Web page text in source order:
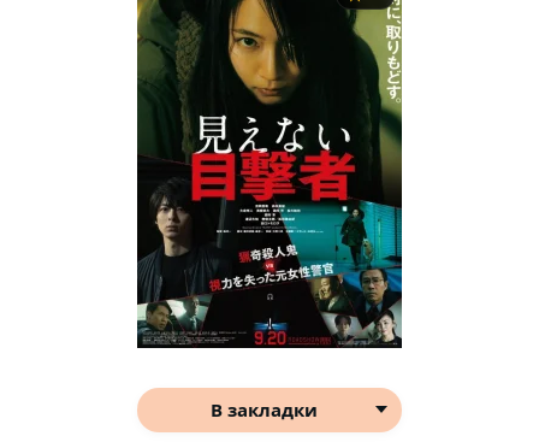
В закладки